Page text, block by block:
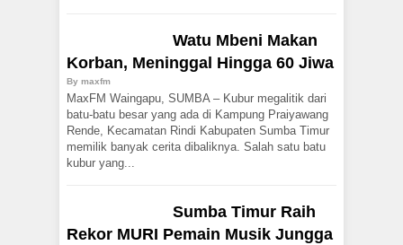
Watu Mbeni Makan
Korban, Meninggal Hingga 60 Jiwa
By maxfm
MaxFM Waingapu, SUMBA – Kubur megalitik dari
batu-batu besar yang ada di Kampung Praiyawang
Rende, Kecamatan Rindi Kabupaten Sumba Timur
memilik banyak cerita dibaliknya. Salah satu batu
kubur yang...
Sumba Timur Raih
Rekor MURI Pemain Musik Jungga